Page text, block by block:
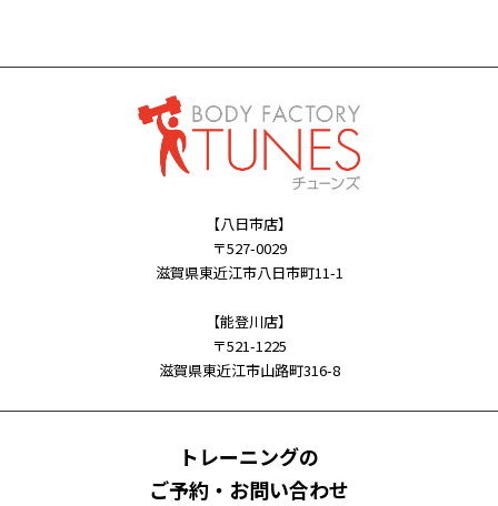
【八日市店】
〒527-0029
滋賀県東近江市八日市町11-1
【能登川店】
〒521-1225
滋賀県東近江市山路町316-8
トレーニングの
ご予約・お問い合わせ